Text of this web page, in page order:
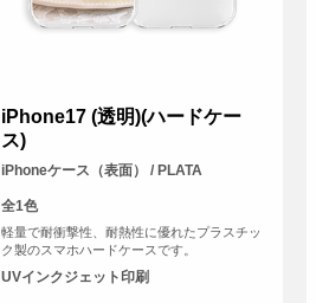
iPhone17 (透明)(ハードケー
ス)
iPhoneケース（表面） / PLATA
全1色
軽量で耐衝撃性、耐熱性に優れたプラスチッ
ク製のスマホハードケースです。
UVインクジェット印刷